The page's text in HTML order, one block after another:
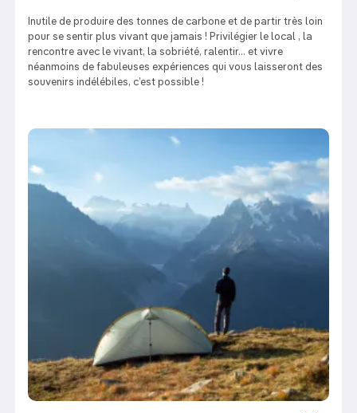
Inutile de produire des tonnes de carbone et de partir très loin
pour se sentir plus vivant que jamais ! Privilégier le local , la
rencontre avec le vivant, la sobriété, ralentir… et vivre
néanmoins de fabuleuses expériences qui vous laisseront des
souvenirs indélébiles, c’est possible !